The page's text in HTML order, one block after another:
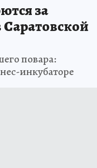
за
повара:
инкубаторе